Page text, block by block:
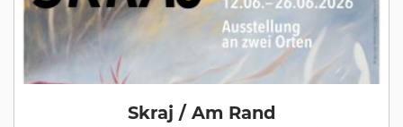
Skraj / Am Rand